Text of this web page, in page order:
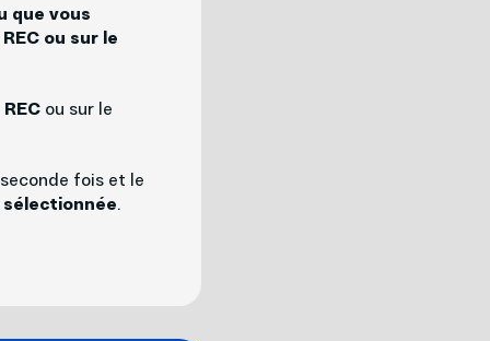
que vous
ou sur le
REC ou sur le
fois et le
sélectionnée.